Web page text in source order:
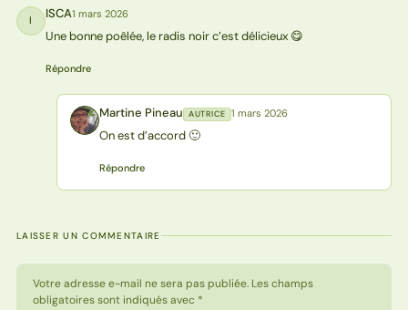
I ISCA1 mars 2026
Une bonne poêlée, le radis noir c’est délicieux 😋
Répondre
MP Martine Pineau AUTRICE 1 mars 2026
On est d’accord 🙂
Répondre
LAISSER UN COMMENTAIRE
Votre adresse e-mail ne sera pas publiée. Les champs
obligatoires sont indiqués avec *